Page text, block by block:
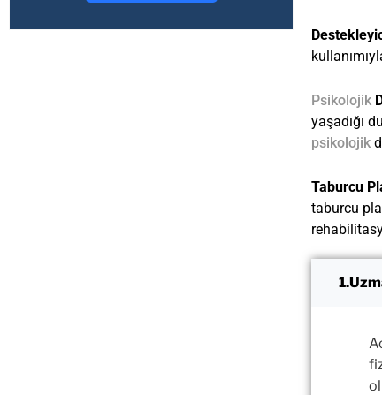
Psikolojik
yaşadığı
psikolojik
Taburcu
taburcu